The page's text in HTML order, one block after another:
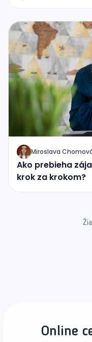
J Miroslava
Ako prebieha
krok za krokom?
Online